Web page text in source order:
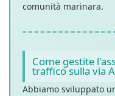
comunità marinara.
Come gestite
traffico sulla via
Abbiamo sviluppato